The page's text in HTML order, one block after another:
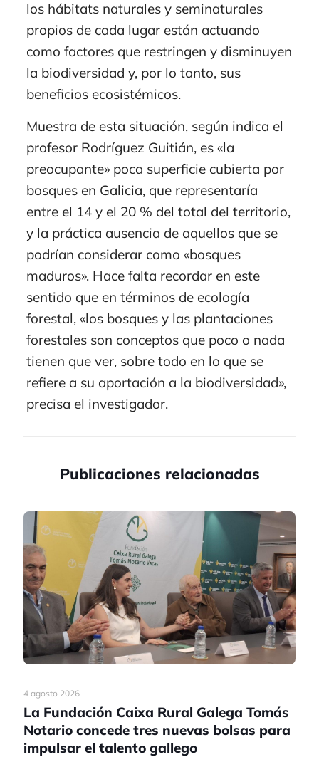
los hábitats naturales y seminaturales
propios de cada lugar están actuando
como factores que restringen y disminuyen
la biodiversidad y, por lo tanto, sus
beneficios ecosistémicos.
Muestra de esta situación, según indica el
profesor Rodríguez Guitián, es «la
preocupante» poca superficie cubierta por
bosques en Galicia, que representaría
entre el 14 y el 20 % del total del territorio,
y la práctica ausencia de aquellos que se
podrían considerar como «bosques
maduros». Hace falta recordar en este
sentido que en términos de ecología
forestal, «los bosques y las plantaciones
forestales son conceptos que poco o nada
tienen que ver, sobre todo en lo que se
refiere a su aportación a la biodiversidad»,
precisa el investigador.
Publicaciones relacionadas
4 agosto 2026
La Fundación Caixa Rural Galega Tomás
Notario concede tres nuevas bolsas para
impulsar el talento gallego